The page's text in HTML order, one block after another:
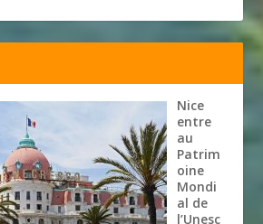
Nice
entre
au
Patrim
oine
Mondi
al de
l’Unesc